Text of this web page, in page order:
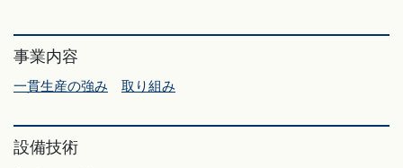
事業内容
一貫生産の強み 取り組み
設備技術